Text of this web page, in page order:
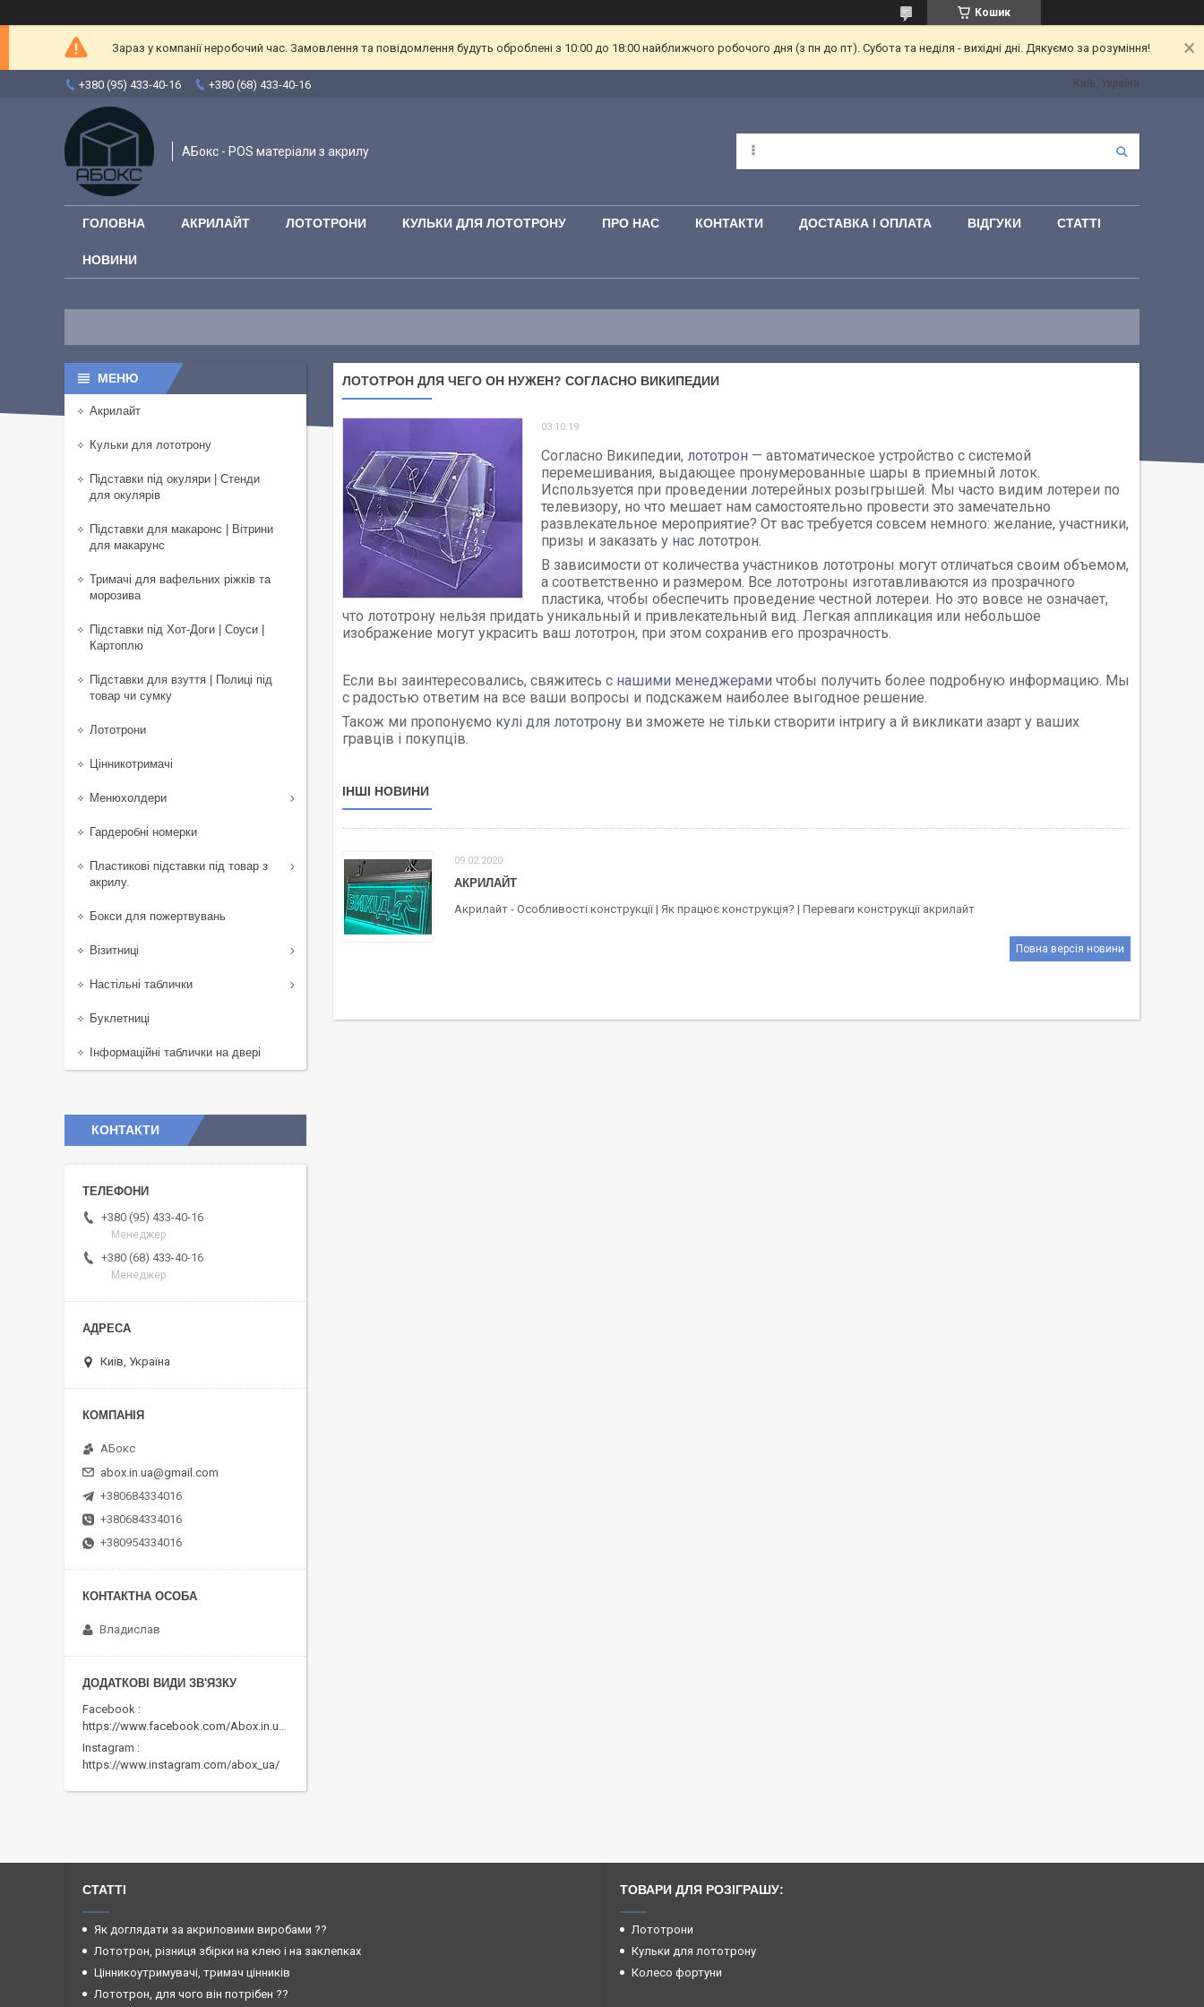
Кошик
Зараз у компанії неробочий час. Замовлення та повідомлення будуть оброблені з 10:00 до 18:00 найближчого робочого дня (з пн до пт). Субота та неділя - вихідні дні. Дякуємо за розуміння!
+380 (95) 433-40-16 +380 (68) 433-40-16 Київ, Україна
АБокс - POS матеріали з акрилу
ГОЛОВНА АКРИЛАЙТ ЛОТОТРОНИ КУЛЬКИ ДЛЯ ЛОТОТРОНУ ПРО НАС КОНТАКТИ ДОСТАВКА І ОПЛАТА ВІДГУКИ СТАТТІ
НОВИНИ
ЛОТОТРОН ДЛЯ ЧЕГО ОН НУЖЕН? СОГЛАСНО ВИКИПЕДИИ
03.10.19
Согласно Википедии, лототрон — автоматическое устройство с системой
перемешивания, выдающее пронумерованные шары в приемный лоток.
Используется при проведении лотерейных розыгрышей. Мы часто видим лотереи по
телевизору, но что мешает нам самостоятельно провести это замечательно
развлекательное мероприятие? От вас требуется совсем немного: желание, участники,
призы и заказать у нас лототрон.
В зависимости от количества участников лототроны могут отличаться своим объемом,
а соответственно и размером. Все лототроны изготавливаются из прозрачного
пластика, чтобы обеспечить проведение честной лотереи. Но это вовсе не означает,
что лототрону нельзя придать уникальный и привлекательный вид. Легкая аппликация или небольшое
изображение могут украсить ваш лототрон, при этом сохранив его прозрачность.
Если вы заинтересовались, свяжитесь с нашими менеджерами чтобы получить более подробную информацию. Мы
с радостью ответим на все ваши вопросы и подскажем наиболее выгодное решение.
Також ми пропонуємо кулі для лототрону ви зможете не тільки створити інтригу а й викликати азарт у ваших
гравців і покупців.
ІНШІ НОВИНИ
09.02.2020
АКРИЛАЙТ
Акрилайт - Особливості конструкції | Як працює конструкція? | Переваги конструкції акрилайт
Повна версія новини
Акрилайт
Кульки для лототрону
Підставки під окуляри | Стенди
для окулярів
Підставки для макаронс | Вітрини
для макарунс
Тримачі для вафельних ріжків та
морозива
Підставки під Хот-Доги | Соуси |
Картоплю
Підставки для взуття | Полиці під
товар чи сумку
Лототрони
Цінникотримачі
Менюхолдери
Гардеробні номерки
Пластикові підставки під товар з
акрилу.
Бокси для пожертвувань
Візитниці
Настільні таблички
Буклетниці
Інформаційні таблички на двері
КОНТАКТИ
+380 (95) 433-40-16
Менеджер
+380 (68) 433-40-16
Менеджер
Київ, Україна
АБокс
abox.in.ua@gmail.com
+380684334016
+380684334016
+380954334016
Владислав
Facebook
https://www.facebook.com/Abox.in.ua/
Instagram
https://www.instagram.com/abox_ua/
СТАТТІ
Як доглядати за акриловими виробами ??
Лототрон, різниця збірки на клею і на заклепках
Цінникоутримувачі, тримач цінників
Лототрон, для чого він потрібен ??
ТОВАРИ ДЛЯ РОЗІГРАШУ:
Лототрони
Кульки для лототрону
Колесо фортуни